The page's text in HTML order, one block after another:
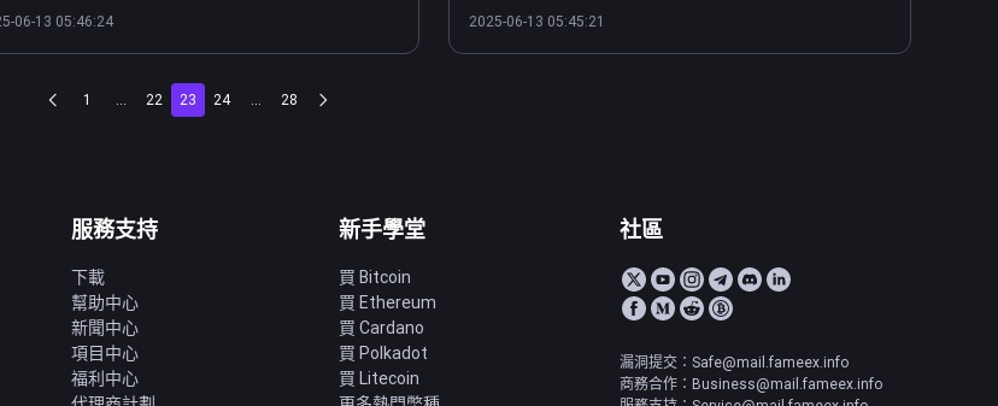
06-13 05:46:24 2025-06-13 05:45:21
1 ... 22 23 24 ... 28
服務支持
下載
幫助中心
新聞中心
項目中心
福利中心
新手學堂
買 Bitcoin
買 Ethereum
買 Cardano
買 Polkadot
買 Litecoin
社區
漏洞提交：Safe@mail.fameex.info
商務合作：Business@mail.fameex.info